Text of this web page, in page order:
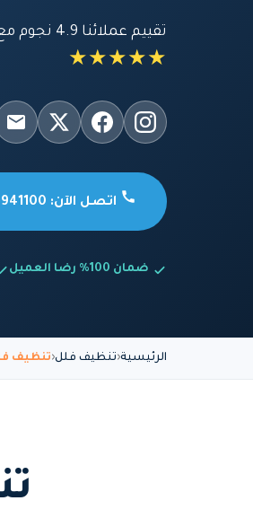
تقييم عملائنا 4.9 نجوم مع Google
★★★★★
اتصل الآن: 90941100
ضمان 100% رضا العميل
الرئيسية تنظيف فلل تنظيف